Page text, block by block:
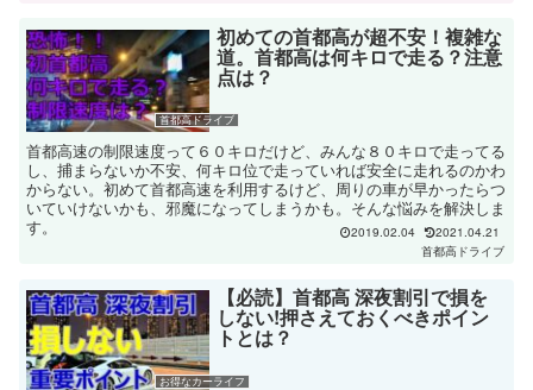
首都高ドライブ
初めての首都高が超不安！複雑な
道。首都高は何キロで走る？注意
点は？
首都高速の制限速度って６０キロだけど、みんな８０キロで走ってる
し、捕まらないか不安、何キロ位で走っていれば安全に走れるのかわ
からない。初めて首都高速を利用するけど、周りの車が早かったらつ
いていけないかも、邪魔になってしまうかも。そんな悩みを解決しま
す。
2019.02.04
2021.04.21
首都高ドライブ
お得なカーライフ
【必読】首都高 深夜割引で損を
しない!押さえておくべきポイン
トとは？